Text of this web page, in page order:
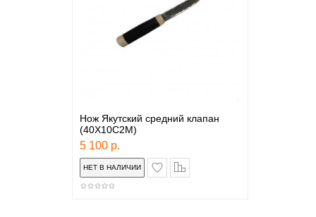
Нож Якутский средний клапан
(40Х10С2М)
5 100 р.
в закладки